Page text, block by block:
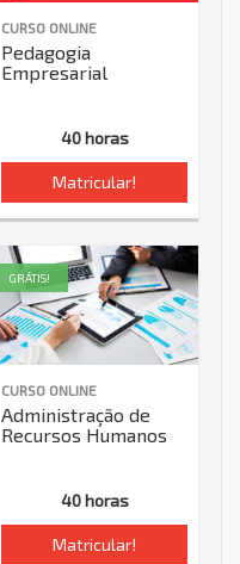
CURSO ONLINE
Pedagogia
Empresarial
40 horas
Matricular!
CURSO ONLINE
Administração de
Recursos Humanos
40 horas
Matricular!
GRÁTIS!